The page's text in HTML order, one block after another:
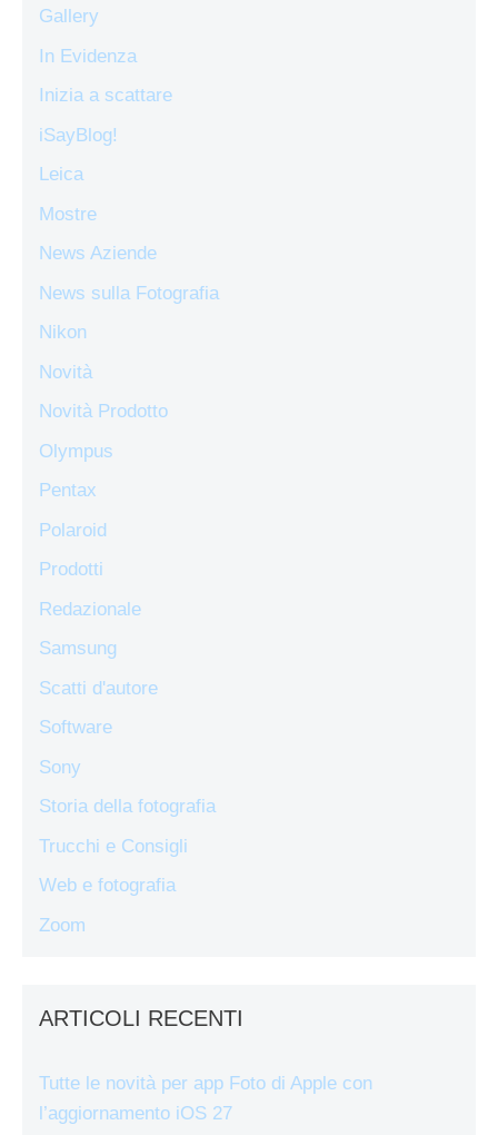
Gallery
In Evidenza
Inizia a scattare
iSayBlog!
Leica
Mostre
News Aziende
News sulla Fotografia
Nikon
Novità
Novità Prodotto
Olympus
Pentax
Polaroid
Prodotti
Redazionale
Samsung
Scatti d'autore
Software
Sony
Storia della fotografia
Trucchi e Consigli
Web e fotografia
Zoom
ARTICOLI RECENTI
Tutte le novità per app Foto di Apple con
l’aggiornamento iOS 27